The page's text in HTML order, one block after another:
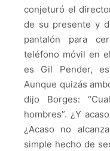
conjeturó el
de su presente y
pantalón para
teléfono móvil en
es Gil Pender,
Aunque quizás
dijo Borges:
hombres”. ¿Y
¿Acaso no
simple hecho de